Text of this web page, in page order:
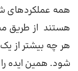
همه عملکردهای
هستند از طریق
هر چه بیشتر از
شود. همین ایده